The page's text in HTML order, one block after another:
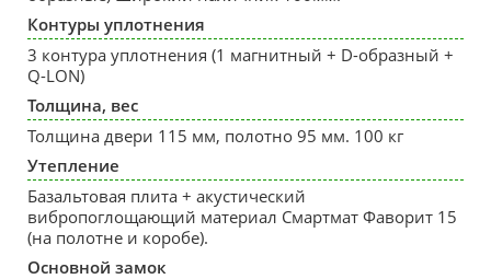
Контуры уплотнения
3 контура уплотнения (1 магнитный + D-образный +
Q-LON)
Толщина, вес
Толщина двери 115 мм, полотно 95 мм. 100 кг
Утепление
Базальтовая плита + акустический
вибропоглощающий материал Смартмат Фаворит 15
(на полотне и коробе).
Основной замок